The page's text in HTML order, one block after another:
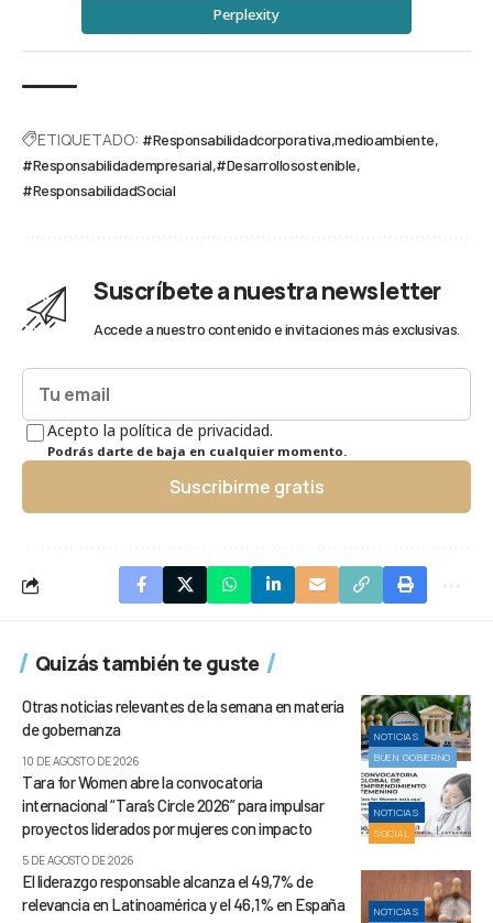
Perplexity
ETIQUETADO: #Responsabilidadcorporativa medioambiente
#Responsabilidadempresarial #Desarrollosostenible
#ResponsabilidadSocial
Suscríbete a nuestra newsletter
Accede a nuestro contenido e invitaciones más exclusivas.
Acepto la política de privacidad.
Podrás darte de baja en cualquier momento.
Suscribirme gratis
Quizás también te guste
NOTICIAS
BUEN GOBIERNO
Otras noticias relevantes de la semana en materia
de gobernanza
10 DE AGOSTO DE 2026
NOTICIAS
SOCIAL
Tara for Women abre la convocatoria
internacional “Tara’s Circle 2026” para impulsar
proyectos liderados por mujeres con impacto
5 DE AGOSTO DE 2026
NOTICIAS
El liderazgo responsable alcanza el 49,7% de
relevancia en Latinoamérica y el 46,1% en España